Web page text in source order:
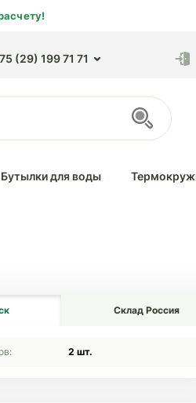
(29) 199 71 71
Бутылки для воды
Склад Россия
2 шт.